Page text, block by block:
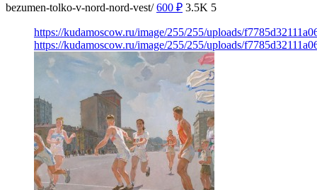
bezumen-tolko-v-nord-nord-vest/ 600 ₽ 3.5K 5
https://kudamoscow.ru/image/255/255/uploads/
https://kudamoscow.ru/image/255/255/uploads/